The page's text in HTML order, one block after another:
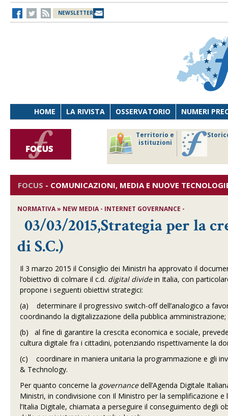
NEWSLETTER
HOME LA RIVISTA OSSERVATORIO NUMERI
Territorio e
istituzioni
FOCUS - COMUNICAZIONI, MEDIA E NUOVE
NORMATIVA » NEW MEDIA - INTERNET GOVERNANCE -
03/03/2015,Strategia per la
di S.C.)
Il 3 marzo 2015 il Consiglio dei Ministri ha approvato il
l’obiettivo di colmare il c.d. digital dividein Italia, con
propone i seguenti obiettivi strategici:
(a) determinare il progressivo switch-off dell’analogico a
coordinando la digitalizzazione della pubblica amministrazione;
(b) al fine di garantire la crescita economica e sociale,
cultura digitale fra i cittadini, potenziando rispettivamente la
(c) coordinare in maniera unitaria la programmazione e gli
& Technology.
Per quanto concerne la governancedell’Agenda Digitale
Ministri, in condivisione con Il Ministro per la semplificazione e
l’Italia Digitale, chiamata a perseguire il conseguimento degli